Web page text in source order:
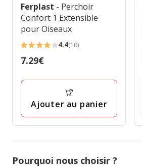
Ferplast - Perchoir
Confort 1 Extensible
pour Oiseaux
4.4
étoiles
10
avis
4.4(10)
Prix
7.29€
Ajouter au panier
Pourquoi nous choisir ?